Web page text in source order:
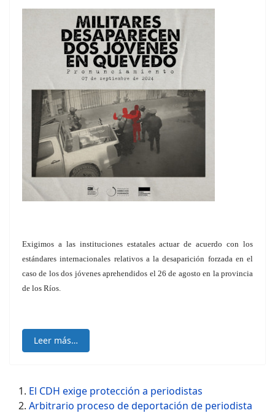
Exigimos a las instituciones estatales actuar de acuerdo con los
estándares internacionales relativos a la desaparición forzada en el
caso de los dos jóvenes aprehendidos el 26 de agosto en la provincia
de los Ríos.
Leer más…
El CDH exige protección a periodistas
Arbitrario proceso de deportación de periodista